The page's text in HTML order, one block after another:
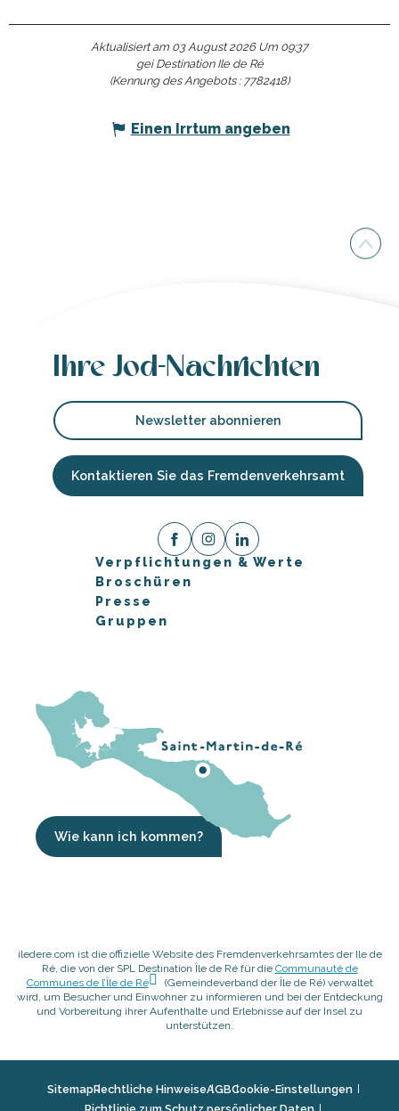
Aktualisiert am 03 August 2026 Um 09:37
gei Destination Ile de Ré
(Kennung des Angebots : 7782418)
Einen Irrtum angeben
Ihre Jod-Nachrichten
Newsletter abonnieren
Kontaktieren Sie das Fremdenverkehrsamt
Verpflichtungen & Werte
Broschüren
Presse
Gruppen
Wie kann ich kommen?
iledere.com ist die offizielle Website des Fremdenverkehrsamtes der Ile de
Ré, die von der SPL Destination Île de Ré für die Communauté de
Communes de l’Île de Ré
(Gemeindeverband der Île de Ré) verwaltet
wird, um Besucher und Einwohner zu informieren und bei der Entdeckung
und Vorbereitung ihrer Aufenthalte und Erlebnisse auf der Insel zu
unterstützen.
SitemapRechtliche HinweiseAGBCookie-Einstellungen